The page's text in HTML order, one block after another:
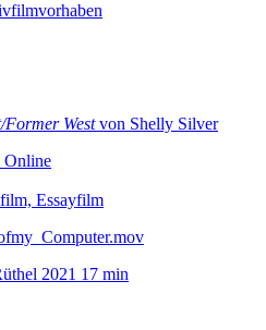
Westvon Shelly Silver
Online
Essayfilm
2021 17 min